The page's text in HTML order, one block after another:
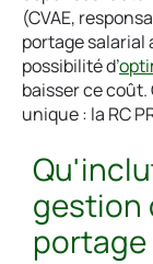
(CVAE,
portage salarial
possibilité d’
baisser ce
unique : la RC
gestion
portage